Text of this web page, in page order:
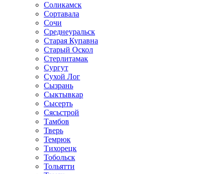
Соликамск
Сортавала
Сочи
Среднеуральск
Старая Купавна
Старый Оскол
Стерлитамак
Сургут
Сухой Лог
Сызрань
Сыктывкар
Сысерть
Сясьстрой
Тамбов
Тверь
Темрюк
Тихорецк
Тобольск
Тольятти